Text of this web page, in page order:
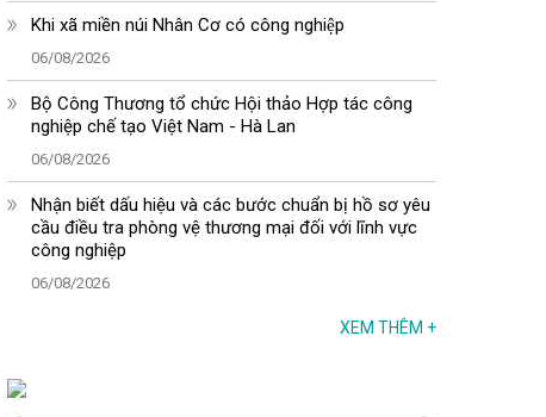
Khi xã miền núi Nhân Cơ có công nghiệp
06/08/2026
Bộ Công Thương tổ chức Hội thảo Hợp tác công
nghiệp chế tạo Việt Nam - Hà Lan
06/08/2026
Nhận biết dấu hiệu và các bước chuẩn bị hồ sơ yêu
cầu điều tra phòng vệ thương mại đối với lĩnh vực
công nghiệp
06/08/2026
XEM THÊM +